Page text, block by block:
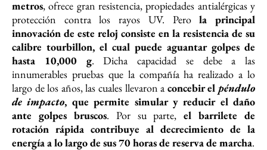
metros, ofrece gran resistencia, propiedades antialérgicas y
protección contra los rayos UV. Perola principal
innovación de este reloj consiste en la resistencia de su
calibre tourbillon, el cual puede aguantar golpes de
hasta 10,000 g. Dicha capacidad se debe a las
innumerables pruebas que la compañía ha realizado a lo
largo de los años, las cuales llevaron a concebir el péndulo
de impacto, que permite simular y reducir el daño
ante golpes bruscos. Por su parte, el barrilete de
rotación rápida contribuye al decrecimiento de la
energía a lo largo de sus 70 horas de reserva de marcha.